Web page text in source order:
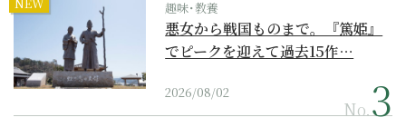
NEW 趣味･教養
悪女から戦国ものまで。『篤姫』
でピークを迎えて過去15作…
2026/08/02
No.